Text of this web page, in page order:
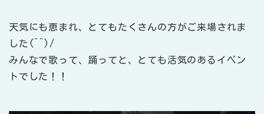
天気にも恵まれ、とてもたくさんの方がご来場されま
した(^^)/
みんなで歌って、踊ってと、とても活気のあるイベン
トでした！！